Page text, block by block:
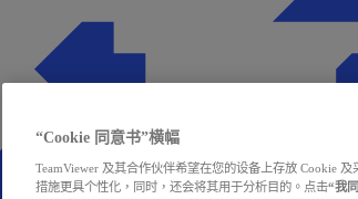
“Cookie 同意书”横幅
TeamViewer 及其合作伙伴希望在您的设备上存放 Cookie
措施更具个性化，同时，还会将其用于分析目的。点击“我